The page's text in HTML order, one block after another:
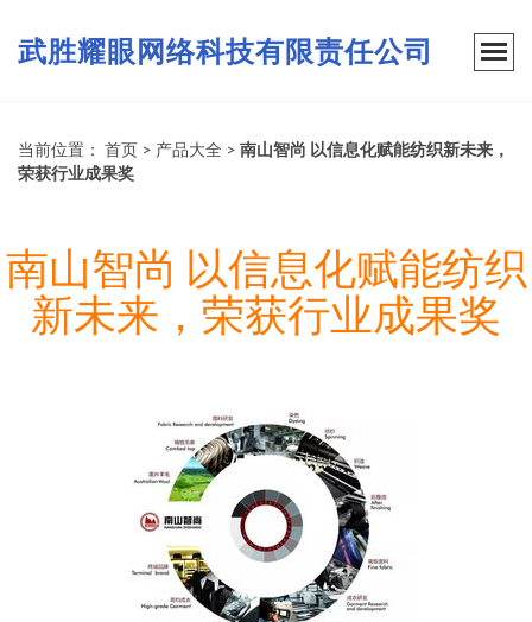
武胜耀眼网络科技有限责任公司
当前位置： 首页 > 产品大全 > 南山智尚 以信息化赋能纺织新未来，
荣获行业成果奖
南山智尚 以信息化赋能纺织
新未来，荣获行业成果奖